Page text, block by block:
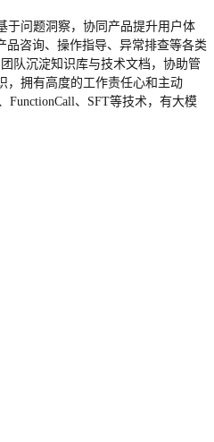
于问题洞察，协同产品提升用户体
品咨询、操作指导、异常排查等各类
队沉淀知识库与技术文档，协助管
，拥有高度的工作责任心和主动
FunctionCall、SFT等技术，有大模